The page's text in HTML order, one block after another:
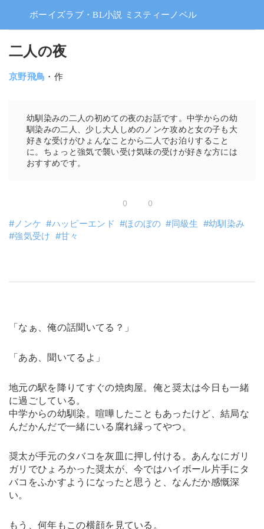
ボーイズラブ・BL小説 ミスティーノベル
二人の夜
京野飛鳥 ・作
幼馴染みの二人の初めての夜のお話です。中学からの幼
馴染みの二人、少し大人しめのノンケ攻めと女の子も大
好きな受けがひょんなことから二人でお泊りすること
に。ちょっと強気で襲い受け気味の受けが好きな方には
おすすめです。
0 0
ノンケ ハッピーエンド ほのぼの 同級生
幼馴染み
強気受け
甘々
「なぁ、俺の話聞いてる？」
「ああ、聞いてるよ」
地元の駅を降りてすぐの焼肉屋。俺と奨太は今日も一緒
に過ごしている。
中学からの幼馴染。喧嘩したこともあったけど、結局な
んだかんだで一緒にいる腐れ縁ってやつ。
奨太が手元のタバコを灰皿に押し付ける。あんなにガリ
ガリでひょろかった奨太が、今ではハイボール片手にタ
バコをふかすようになったと思うと、なんだか感慨深
い。
もう、何年もこの横顔を見ている。